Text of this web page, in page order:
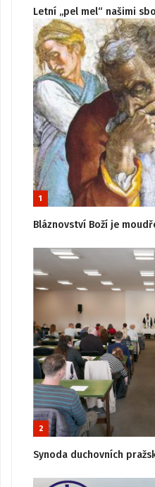
Letní „pel mel“ našimi
1
Bláznovství Boží je
2
Synoda duchovních